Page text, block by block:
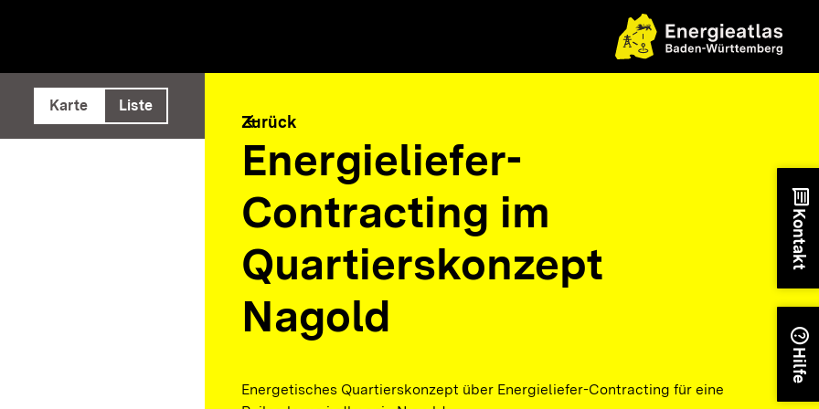
ausführen
Karte Liste
arrow_back
Zurück
Energieliefer-
Contracting im
Quartierskonzept
Nagold
Energetisches Quartierskonzept über Energieliefer-Contracting für eine
chat
Kontakt
help
Hilfe